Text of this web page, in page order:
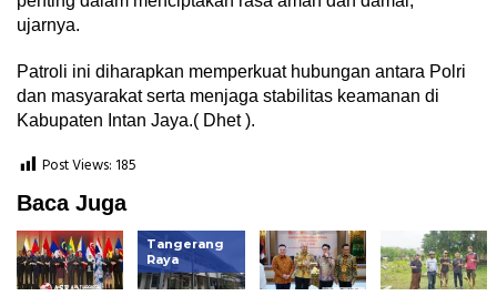
ujarnya.
Patroli ini diharapkan memperkuat hubungan antara Polri
dan masyarakat serta menjaga stabilitas keamanan di
Kabupaten Intan Jaya.( Dhet ).
Post Views: 185
Baca Juga
Tangerang
Raya